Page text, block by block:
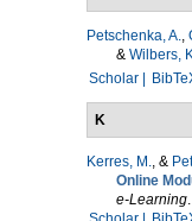
Petschenka, A.,
& Wilbers,
Scholar |
K
Kerres, M., &
Online
e-Learning